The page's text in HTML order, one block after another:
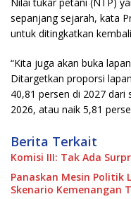
sepanjang sejarah, kata
untuk ditingkatkan
“Kita juga akan buka
Ditargetkan proporsi
40,81 persen di 2027 dari
2026, atau naik 5,81
Berita Terkait
Komisi III: Tak Ada
Panaskan Mesin Politik
Skenario Kemenangan